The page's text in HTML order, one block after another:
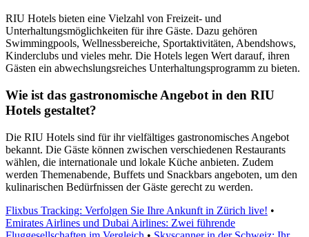
RIU Hotels bieten eine Vielzahl von Freizeit- und
Unterhaltungsmöglichkeiten für ihre Gäste. Dazu gehören
Swimmingpools, Wellnessbereiche, Sportaktivitäten, Abendshows,
Kinderclubs und vieles mehr. Die Hotels legen Wert darauf, ihren
Gästen ein abwechslungsreiches Unterhaltungsprogramm zu bieten.
Wie ist das gastronomische Angebot in den RIU
Hotels gestaltet?
Die RIU Hotels sind für ihr vielfältiges gastronomisches Angebot
bekannt. Die Gäste können zwischen verschiedenen Restaurants
wählen, die internationale und lokale Küche anbieten. Zudem
werden Themenabende, Buffets und Snackbars angeboten, um den
kulinarischen Bedürfnissen der Gäste gerecht zu werden.
Flixbus Tracking: Verfolgen Sie Ihre Ankunft in Zürich live! •
Emirates Airlines und Dubai Airlines: Zwei führende